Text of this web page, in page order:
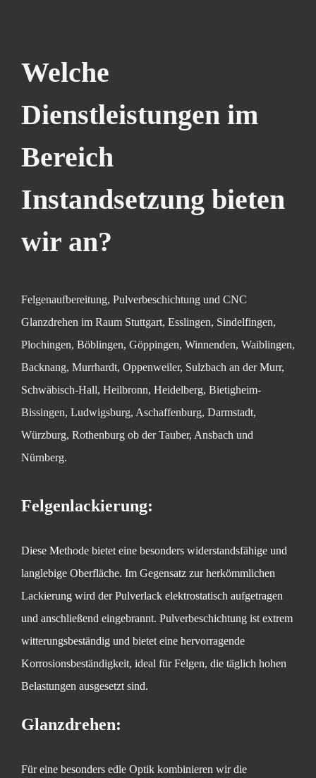
Welche
Dienstleistungen im
Bereich
Instandsetzung bieten
wir an?
Felgenaufbereitung, Pulverbeschichtung und CNC
Glanzdrehen im Raum Stuttgart, Esslingen, Sindelfingen,
Plochingen, Böblingen, Göppingen, Winnenden, Waiblingen,
Backnang, Murrhardt, Oppenweiler, Sulzbach an der Murr,
Schwäbisch-Hall, Heilbronn, Heidelberg, Bietigheim-
Bissingen, Ludwigsburg, Aschaffenburg, Darmstadt,
Würzburg, Rothenburg ob der Tauber, Ansbach und
Nürnberg.
Felgenlackierung:
Diese Methode bietet eine besonders widerstandsfähige und
langlebige Oberfläche. Im Gegensatz zur herkömmlichen
Lackierung wird der Pulverlack elektrostatisch aufgetragen
und anschließend eingebrannt. Pulverbeschichtung ist extrem
witterungsbeständig und bietet eine hervorragende
Korrosionsbeständigkeit, ideal für Felgen, die täglich hohen
Belastungen ausgesetzt sind.
Glanzdrehen:
Für eine besonders edle Optik kombinieren wir die